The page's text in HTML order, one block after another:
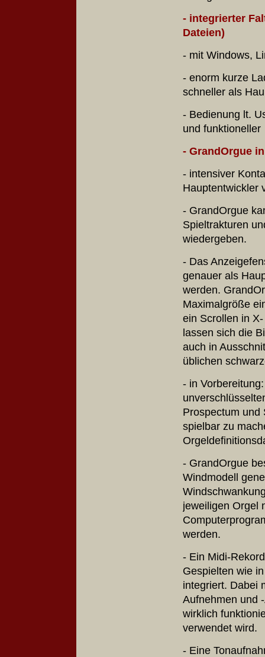
- integrierter
Dateien)
- mit Windows,
- enorm kurze
schneller als
- Bedienung lt.
und funktioneller
- GrandOrgue
- intensiver
- GrandOrgue
Spieltrakturen
wiedergeben.
- Das
genauer als
werden.
Maximalgröße
ein Scrollen in
lassen sich die
auch in
üblichen
- in
Prospectum und
spielbar zu
- GrandOrgue
Windmodell
jeweiligen Orgel
werden.
- Ein Midi-
Gespielten wie
integriert. Dabei
Aufnehmen und
wirklich
verwendet wird.
- Eine